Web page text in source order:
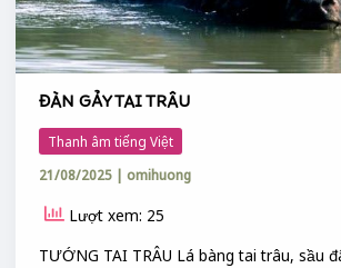
ĐÀN GẢY TAI TRÂU
Thanh âm tiếng Việt
21/08/2025 | omihuong
Lượt xem: 25
TƯỚNG TAI TRÂU Lá bàng tai trâu, sầu